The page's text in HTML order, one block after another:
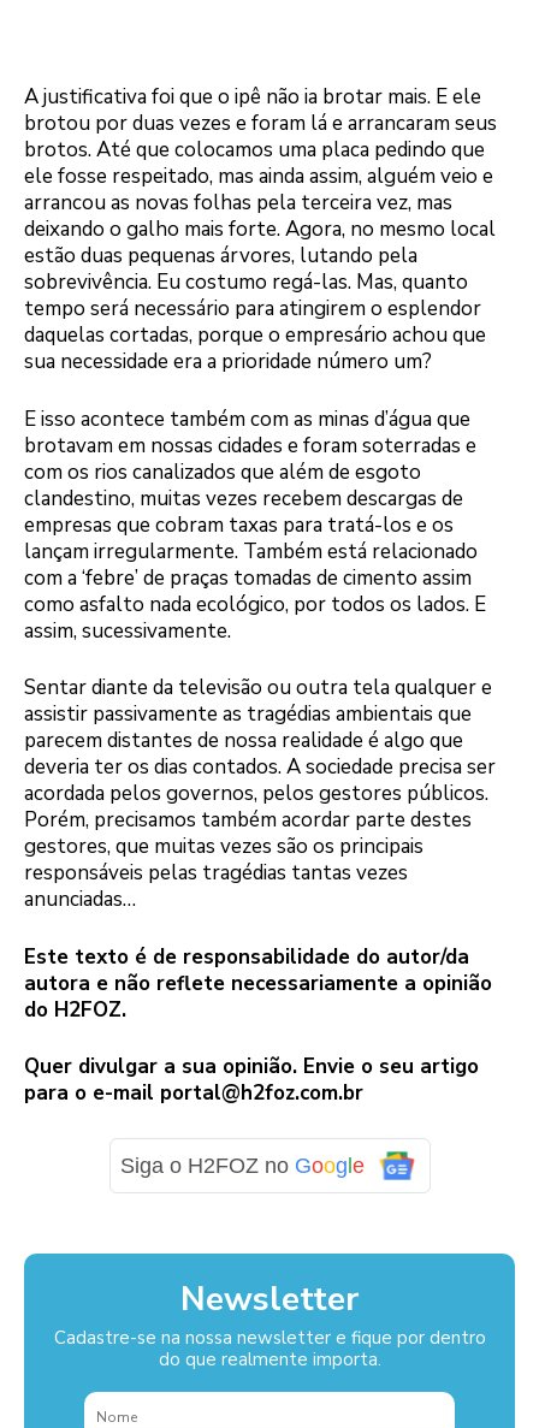
A justificativa foi que o ipê não ia brotar mais. E ele
brotou por duas vezes e foram lá e arrancaram seus
brotos. Até que colocamos uma placa pedindo que
ele fosse respeitado, mas ainda assim, alguém veio e
arrancou as novas folhas pela terceira vez, mas
deixando o galho mais forte. Agora, no mesmo local
estão duas pequenas árvores, lutando pela
sobrevivência. Eu costumo regá-las. Mas, quanto
tempo será necessário para atingirem o esplendor
daquelas cortadas, porque o empresário achou que
sua necessidade era a prioridade número um?
E isso acontece também com as minas d’água que
brotavam em nossas cidades e foram soterradas e
com os rios canalizados que além de esgoto
clandestino, muitas vezes recebem descargas de
empresas que cobram taxas para tratá-los e os
lançam irregularmente. Também está relacionado
com a ‘febre’ de praças tomadas de cimento assim
como asfalto nada ecológico, por todos os lados. E
assim, sucessivamente.
Sentar diante da televisão ou outra tela qualquer e
assistir passivamente as tragédias ambientais que
parecem distantes de nossa realidade é algo que
deveria ter os dias contados. A sociedade precisa ser
acordada pelos governos, pelos gestores públicos.
Porém, precisamos também acordar parte destes
gestores, que muitas vezes são os principais
responsáveis pelas tragédias tantas vezes
anunciadas…
Este texto é de responsabilidade do autor/da
autora e não reflete necessariamente a opinião
do H2FOZ.
Quer divulgar a sua opinião. Envie o seu artigo
para o e-mail portal@h2foz.com.br
Siga o H2FOZ no Google
Newsletter
Cadastre-se na nossa newsletter e fique por dentro
do que realmente importa.